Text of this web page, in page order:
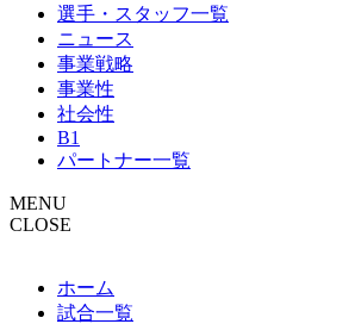
選手・スタッフ一覧
ニュース
事業戦略
事業性
社会性
B1
パートナー一覧
MENU
CLOSE
ホーム
試合一覧